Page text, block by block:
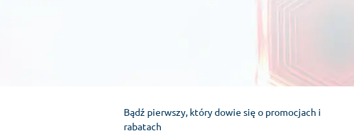
Bądź pierwszy, który dowie się o promocjach i
rabatach